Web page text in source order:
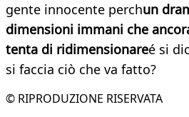
gente innocente perchun
dimensioni immani che
tenta di ridimensionareé si
si faccia ciò che va fatto?
© RIPRODUZIONE RISERVATA